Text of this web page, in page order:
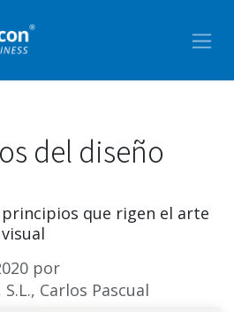
del diseño
que rigen el arte
por
Carlos Pascual